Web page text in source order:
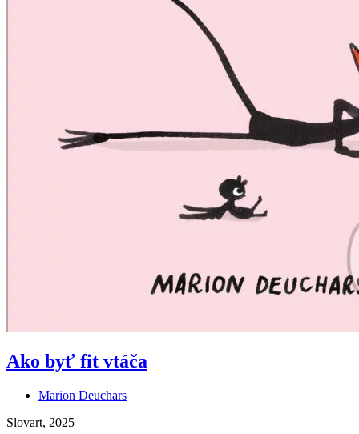
Ako byť fit vtáča
Marion Deuchars
Slovart, 2025